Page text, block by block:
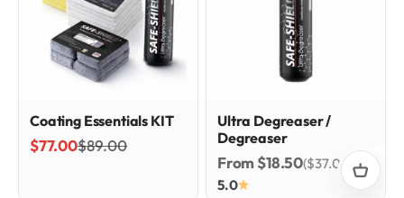
Coating Essentials KIT
Sale price
$77.00Regular price
$89.00
Ultra Degreaser /
Degreaser
Sale price
From $18.50($37.00/l)
5.0